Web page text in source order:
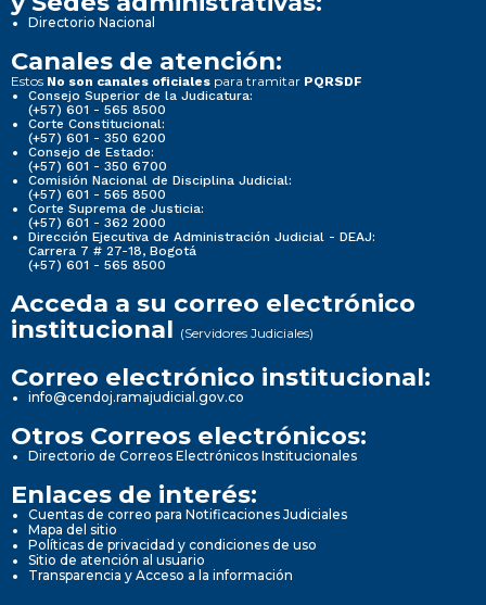
Directorio Nacional
Canales de atención:
Estos No son canales oficiales para tramitar PQRSDF
Consejo Superior de la Judicatura:
(+57) 601 - 565 8500
Corte Constitucional:
(+57) 601 - 350 6200
Consejo de Estado:
(+57) 601 - 350 6700
Comisión Nacional de Disciplina Judicial:
(+57) 601 - 565 8500
Corte Suprema de Justicia:
(+57) 601 - 362 2000
Dirección Ejecutiva de Administración Judicial - DEAJ:
Carrera 7 # 27-18, Bogotá
(+57) 601 - 565 8500
Acceda a su correo electrónico
institucional (Servidores Judiciales)
Correo electrónico institucional:
info@cendoj.ramajudicial.gov.co
Otros Correos electrónicos:
Directorio de Correos Electrónicos Institucionales
Enlaces de interés:
Cuentas de correo para Notificaciones Judiciales
Mapa del sitio
Políticas de privacidad y condiciones de uso
Sitio de atención al usuario
Transparencia y Acceso a la información